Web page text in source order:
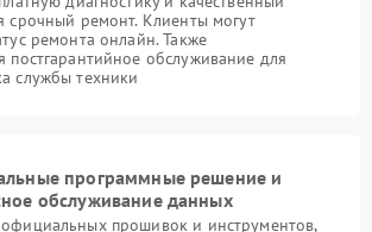
срочный ремонт. Клиенты могут
ремонта онлайн. Также
постгарантийное обслуживание для
службы техники
программные решение и
обслуживание данных
прошивок и инструментов,